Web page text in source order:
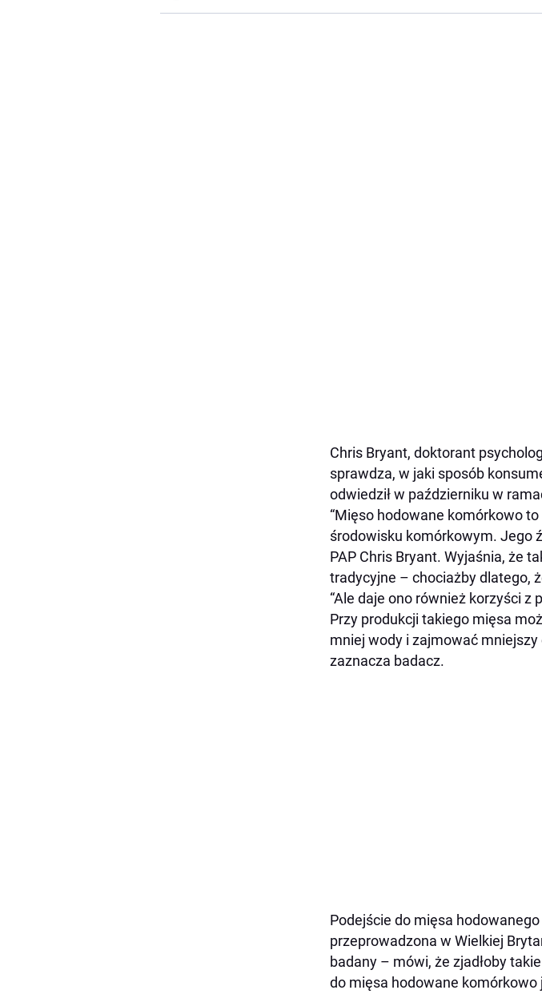
Chris Bryant, doktorant
sprawdza, w jaki sposób
odwiedził w październiku w
“Mięso hodowane komórkowo
środowisku komórkowym. Jego
PAP Chris Bryant. Wyjaśnia, że
tradycyjne – chociażby dlatego,
“Ale daje ono również korzyści
Przy produkcji takiego mięsa
mniej wody i zajmować mniejszy
zaznacza badacz.
Podejście do mięsa
przeprowadzona w Wielkiej
badany – mówi, że zjadłoby
do mięsa hodowane